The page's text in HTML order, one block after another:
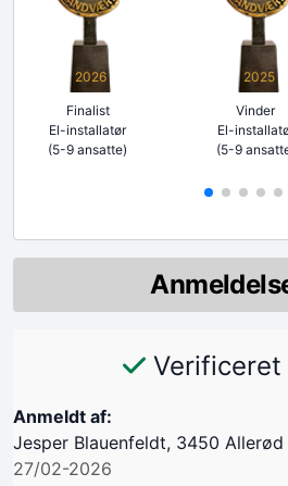
2026
Finalist
El-installatør
(5-9 ansatte)
2025
Vinder
El-
(5-9
Verificeret
Anmeldt af:
Jesper Blauenfeldt, 3450 Allerød
27/02-2026